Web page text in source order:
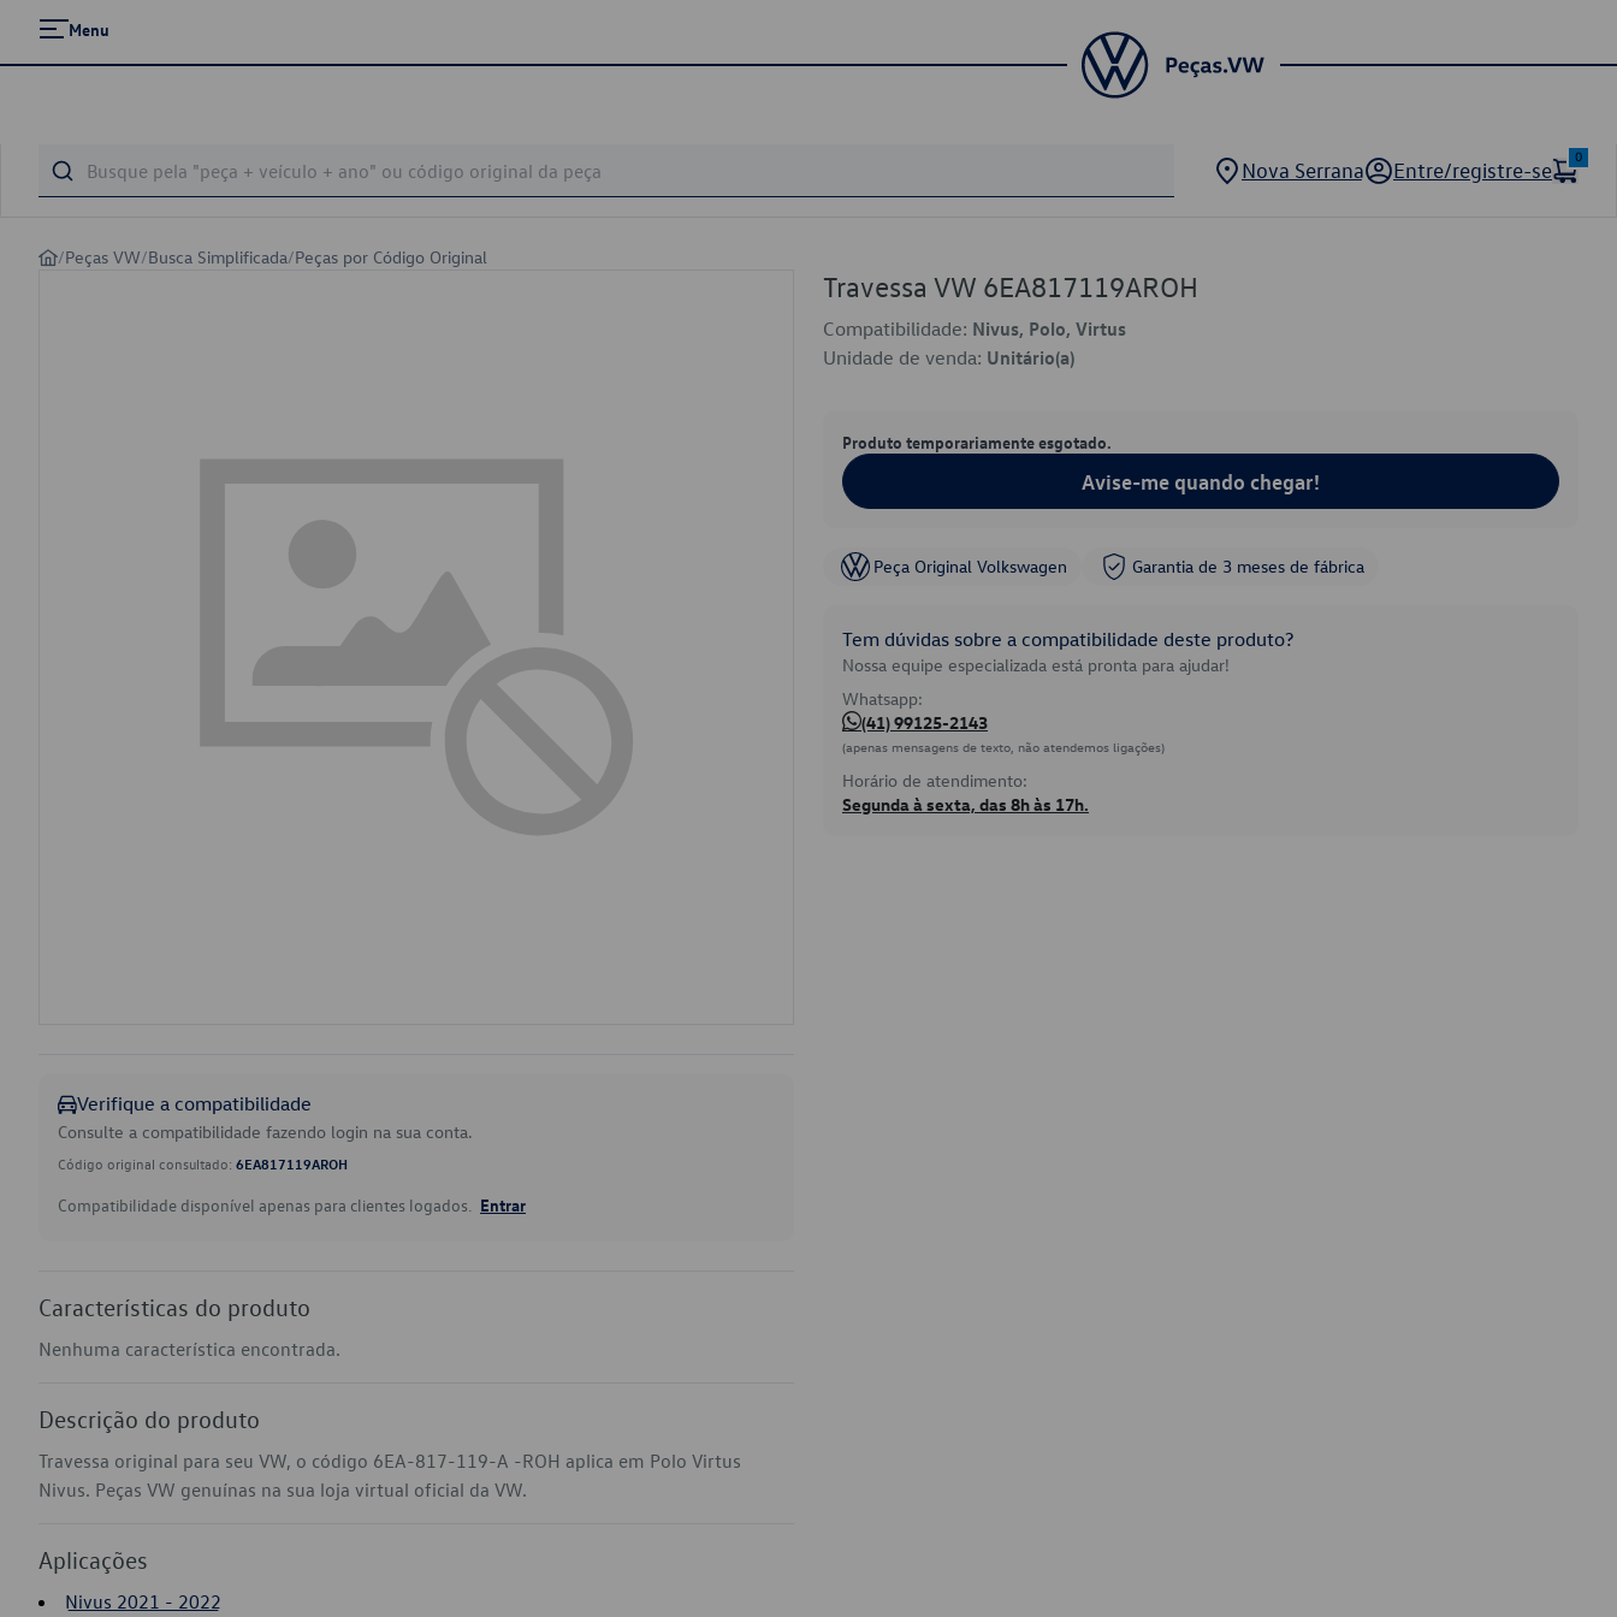
Menu
Nova Serrana Entre/registre-se
0
/Peças VW/Busca Simplificada/Peças por Código Original
Verifique a compatibilidade
Consulte a compatibilidade fazendo login na sua conta.
Código original consultado: 6EA817119AROH
Compatibilidade disponível apenas para clientes logados. Entrar
Características do produto
Nenhuma característica encontrada.
Descrição do produto
Travessa original para seu VW, o código 6EA-817-119-A -ROH aplica em Polo Virtus
Nivus. Peças VW genuínas na sua loja virtual oficial da VW.
Aplicações
Nivus 2021 - 2022
Travessa VW 6EA817119AROH
Compatibilidade: Nivus, Polo, Virtus
Unidade de venda: Unitário(a)
Produto temporariamente esgotado.
Avise-me quando chegar!
Peça Original Volkswagen Garantia de 3 meses de fábrica
Tem dúvidas sobre a compatibilidade deste produto?
Nossa equipe especializada está pronta para ajudar!
Whatsapp:
(41) 99125-2143
(apenas mensagens de texto, não atendemos ligações)
Horário de atendimento:
Segunda à sexta, das 8h às 17h.